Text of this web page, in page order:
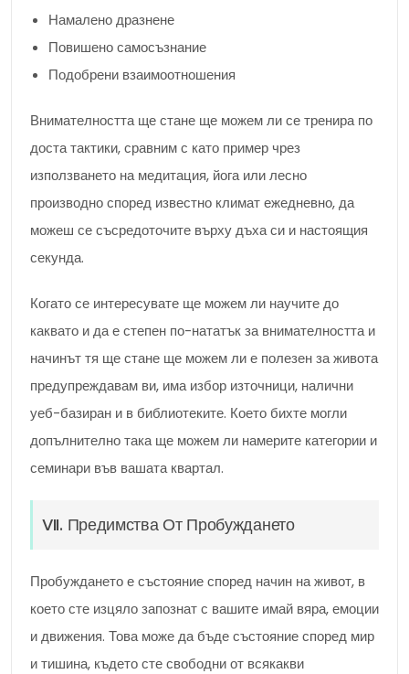
Намалено дразнене
Повишено самосъзнание
Подобрени взаимоотношения
Внимателността ще стане ще можем ли се тренира по
доста тактики, сравним с като пример чрез
използването на медитация, йога или лесно
производно според известно климат ежедневно, да
можеш се съсредоточите върху дъха си и настоящия
секунда.
Когато се интересувате ще можем ли научите до
каквато и да е степен по-нататък за внимателността и
начинът тя ще стане ще можем ли е полезен за живота
предупреждавам ви, има избор източници, налични
уеб-базиран и в библиотеките. Което бихте могли
допълнително така ще можем ли намерите категории и
семинари във вашата квартал.
VII. Предимства От Пробуждането
Пробуждането е състояние според начин на живот, в
което сте изцяло запознат с вашите имай вяра, емоции
и движения. Това може да бъде състояние според мир
и тишина, където сте свободни от всякакви